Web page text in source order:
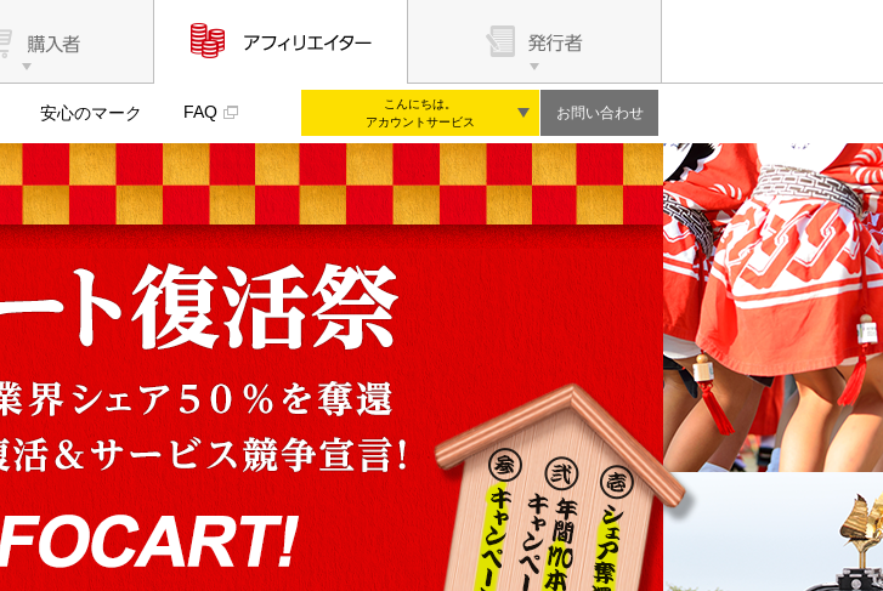
安心のマーク FAQ
こんにちは。
アカウントサービス
お問い合わせ